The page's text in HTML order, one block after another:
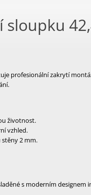
sloupku
profesionální zakrytí
životnost.
vzhled.
2 mm.
s moderním designem